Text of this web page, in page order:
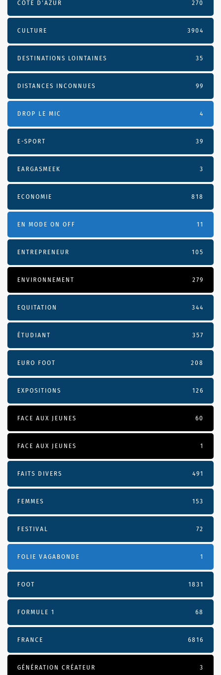
CÔTE D’AZUR 270
CULTURE 3904
DESTINATIONS LOINTAINES 35
DISTANCES INCONNUES 99
DROP LE MIC 4
E-SPORT 39
EARGASMEEK 3
ECONOMIE 818
EN MODE ON OFF 11
ENTREPRENEUR 105
ENVIRONNEMENT 279
EQUITATION 344
ÉTUDIANT 357
EURO FOOT 208
EXPOSITIONS 126
FACE AUX JEUNES 60
FACE AUX JEUNES 1
FAITS DIVERS 491
FEMMES 153
FESTIVAL 72
FOLIE VAGABONDE 1
FOOT 1831
FORMULE 1 68
FRANCE 6816
GÉNÉRATION CRÉATEUR 3